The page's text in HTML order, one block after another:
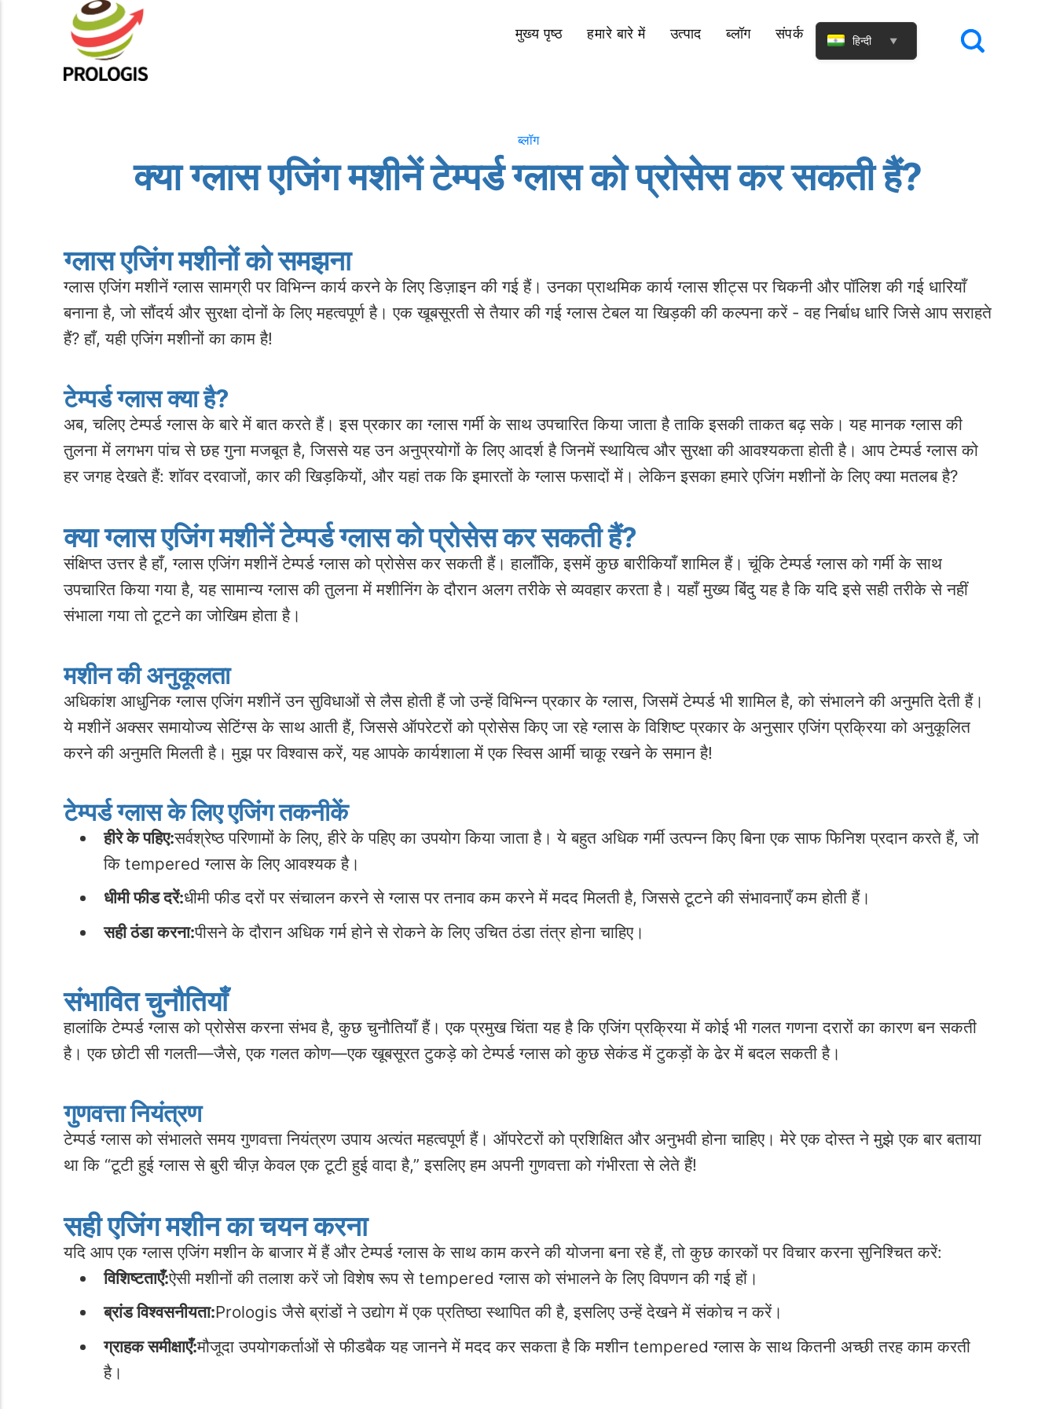
मुख्य पृष्ठ हमारे बारे में उत्पाद ब्लॉग संपर्क हिन्दी ▼
ब्लॉग
क्या ग्लास एजिंग मशीनें टेम्पर्ड ग्लास को प्रोसेस कर सकती हैं?
ग्लास एजिंग मशीनों को समझना
ग्लास एजिंग मशीनें ग्लास सामग्री पर विभिन्न कार्य करने के लिए डिज़ाइन की गई हैं। उनका प्राथमिक कार्य ग्लास शीट्स पर चिकनी और पॉलिश की गई धारियाँ
बनाना है, जो सौंदर्य और सुरक्षा दोनों के लिए महत्वपूर्ण है। एक खूबसूरती से तैयार की गई ग्लास टेबल या खिड़की की कल्पना करें - वह निर्बाध धारि जिसे आप सराहते
हैं? हाँ, यही एजिंग मशीनों का काम है!
टेम्पर्ड ग्लास क्या है?
अब, चलिए टेम्पर्ड ग्लास के बारे में बात करते हैं। इस प्रकार का ग्लास गर्मी के साथ उपचारित किया जाता है ताकि इसकी ताकत बढ़ सके। यह मानक ग्लास की
तुलना में लगभग पांच से छह गुना मजबूत है, जिससे यह उन अनुप्रयोगों के लिए आदर्श है जिनमें स्थायित्व और सुरक्षा की आवश्यकता होती है। आप टेम्पर्ड ग्लास को
हर जगह देखते हैं: शॉवर दरवाजों, कार की खिड़कियों, और यहां तक कि इमारतों के ग्लास फसादों में। लेकिन इसका हमारे एजिंग मशीनों के लिए क्या मतलब है?
क्या ग्लास एजिंग मशीनें टेम्पर्ड ग्लास को प्रोसेस कर सकती हैं?
संक्षिप्त उत्तर है हाँ, ग्लास एजिंग मशीनें टेम्पर्ड ग्लास को प्रोसेस कर सकती हैं। हालाँकि, इसमें कुछ बारीकियाँ शामिल हैं। चूंकि टेम्पर्ड ग्लास को गर्मी के साथ
उपचारित किया गया है, यह सामान्य ग्लास की तुलना में मशीनिंग के दौरान अलग तरीके से व्यवहार करता है। यहाँ मुख्य बिंदु यह है कि यदि इसे सही तरीके से नहीं
संभाला गया तो टूटने का जोखिम होता है।
मशीन की अनुकूलता
अधिकांश आधुनिक ग्लास एजिंग मशीनें उन सुविधाओं से लैस होती हैं जो उन्हें विभिन्न प्रकार के ग्लास, जिसमें टेम्पर्ड भी शामिल है, को संभालने की अनुमति देती हैं।
ये मशीनें अक्सर समायोज्य सेटिंग्स के साथ आती हैं, जिससे ऑपरेटरों को प्रोसेस किए जा रहे ग्लास के विशिष्ट प्रकार के अनुसार एजिंग प्रक्रिया को अनुकूलित
करने की अनुमति मिलती है। मुझ पर विश्वास करें, यह आपके कार्यशाला में एक स्विस आर्मी चाकू रखने के समान है!
टेम्पर्ड ग्लास के लिए एजिंग तकनीकें
हीरे के पहिए:सर्वश्रेष्ठ परिणामों के लिए, हीरे के पहिए का उपयोग किया जाता है। ये बहुत अधिक गर्मी उत्पन्न किए बिना एक साफ फिनिश प्रदान करते हैं, जो
कि tempered ग्लास के लिए आवश्यक है।
धीमी फीड दरें:धीमी फीड दरों पर संचालन करने से ग्लास पर तनाव कम करने में मदद मिलती है, जिससे टूटने की संभावनाएँ कम होती हैं।
सही ठंडा करना:पीसने के दौरान अधिक गर्म होने से रोकने के लिए उचित ठंडा तंत्र होना चाहिए।
संभावित चुनौतियाँ
हालांकि टेम्पर्ड ग्लास को प्रोसेस करना संभव है, कुछ चुनौतियाँ हैं। एक प्रमुख चिंता यह है कि एजिंग प्रक्रिया में कोई भी गलत गणना दरारों का कारण बन सकती
है। एक छोटी सी गलती—जैसे, एक गलत कोण—एक खूबसूरत टुकड़े को टेम्पर्ड ग्लास को कुछ सेकंड में टुकड़ों के ढेर में बदल सकती है।
गुणवत्ता नियंत्रण
टेम्पर्ड ग्लास को संभालते समय गुणवत्ता नियंत्रण उपाय अत्यंत महत्वपूर्ण हैं। ऑपरेटरों को प्रशिक्षित और अनुभवी होना चाहिए। मेरे एक दोस्त ने मुझे एक बार बताया
था कि “टूटी हुई ग्लास से बुरी चीज़ केवल एक टूटी हुई वादा है,” इसलिए हम अपनी गुणवत्ता को गंभीरता से लेते हैं!
सही एजिंग मशीन का चयन करना
यदि आप एक ग्लास एजिंग मशीन के बाजार में हैं और टेम्पर्ड ग्लास के साथ काम करने की योजना बना रहे हैं, तो कुछ कारकों पर विचार करना सुनिश्चित करें:
विशिष्टताएँ:ऐसी मशीनों की तलाश करें जो विशेष रूप से tempered ग्लास को संभालने के लिए विपणन की गई हों।
ब्रांड विश्वसनीयता:Prologis जैसे ब्रांडों ने उद्योग में एक प्रतिष्ठा स्थापित की है, इसलिए उन्हें देखने में संकोच न करें।
ग्राहक समीक्षाएँ:मौजूदा उपयोगकर्ताओं से फीडबैक यह जानने में मदद कर सकता है कि मशीन tempered ग्लास के साथ कितनी अच्छी तरह काम करती
है।